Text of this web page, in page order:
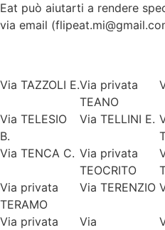
Eat può aiutarti a rendere
via email
Via TAZZOLI E.Via privata
TEANO
Via TELESIO
B.
Via TELLINI E.
Via TENCA C. Via privata
TEOCRITO
Via privata
TERAMO
Via TERENZIO
Via privata
Via